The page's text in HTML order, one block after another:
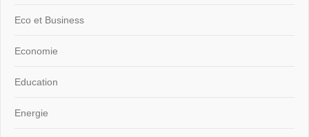
Eco et Business
Economie
Education
Energie